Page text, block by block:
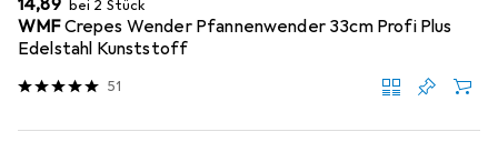
EUR
14,89 bei 2 Stück
WMFCrepes Wender Pfannenwender 33cm Profi Plus
Edelstahl Kunststoff
51